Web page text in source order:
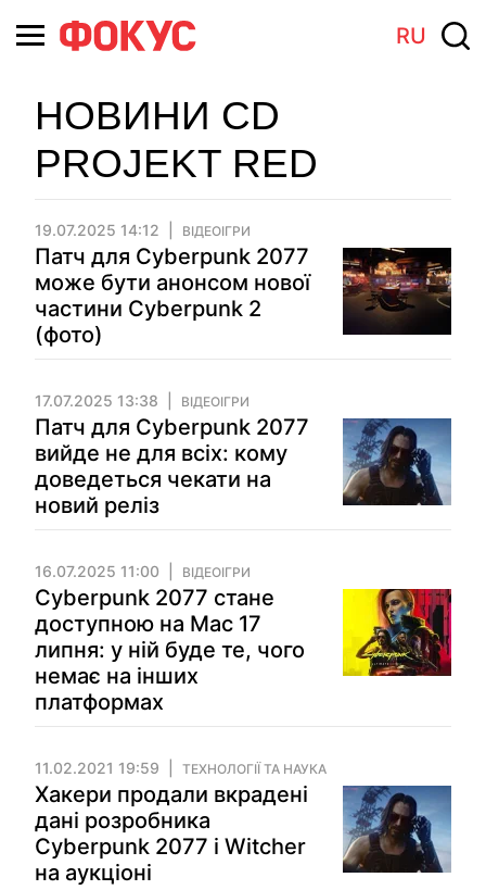
RU
НОВИНИ CD
PROJEKT RED
19.07.2025 14:12 ВІДЕОІГРИ
Патч для Cyberpunk 2077
може бути анонсом нової
частини Cyberpunk 2
(фото)
17.07.2025 13:38 ВІДЕОІГРИ
Патч для Cyberpunk 2077
вийде не для всіх: кому
доведеться чекати на
новий реліз
16.07.2025 11:00 ВІДЕОІГРИ
Cyberpunk 2077 стане
доступною на Mac 17
липня: у ній буде те, чого
немає на інших
платформах
11.02.2021 19:59 ТЕХНОЛОГІЇ ТА НАУКА
Хакери продали вкрадені
дані розробника
Cyberpunk 2077 і Witcher
на аукціоні